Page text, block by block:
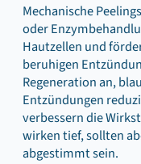
Mechanische
oder
Hautzellen und
beruhigen
Regeneration an,
Entzündungen
verbessern die
wirken tief, sollten
abgestimmt sein.